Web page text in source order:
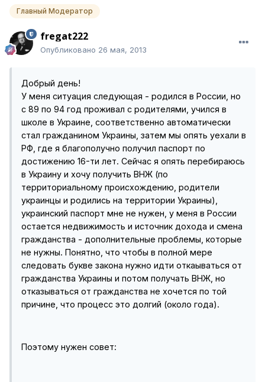
Главный Модератор
fregat222
Опубликовано 26 мая, 2013
Добрый день!
У меня ситуация следующая - родился в России, но
с 89 по 94 год проживал с родителями, учился в
школе в Украине, соответственно автоматически
стал гражданином Украины, затем мы опять уехали в
РФ, где я благополучно получил паспорт по
достижению 16-ти лет. Сейчас я опять перебираюсь
в Украину и хочу получить ВНЖ (по
территориальному происхождению, родители
украинцы и родились на территории Украины),
украинский паспорт мне не нужен, у меня в России
остается недвижимость и источник дохода и смена
гражданства - дополнительные проблемы, которые
не нужны. Понятно, что чтобы в полной мере
следовать букве закона нужно идти откаываться от
гражданства Украины и потом получать ВНЖ, но
отказываться от гражданства не хочется по той
причине, что процесс это долгий (около года).
Поэтому нужен совет: